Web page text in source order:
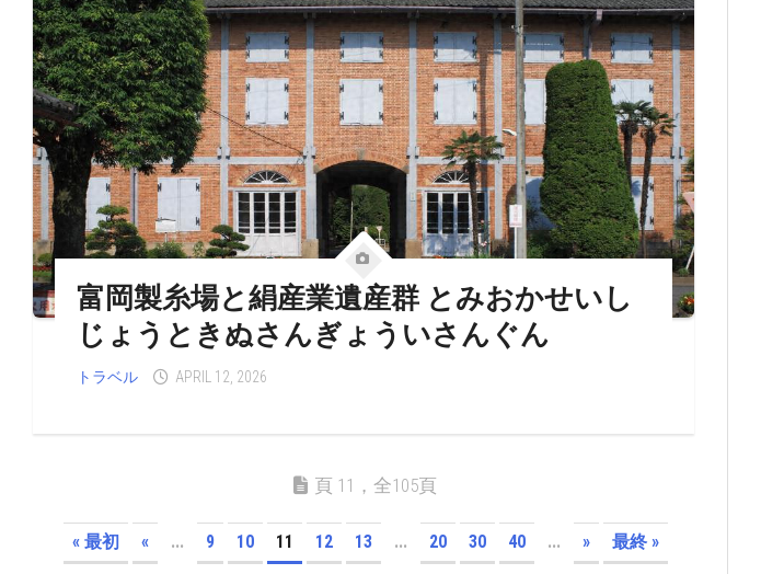
富岡製糸場と絹産業遺産群 とみおかせいし
じょうときぬさんぎょういさんぐん
トラベル APRIL 12, 2026
頁 11，全105頁
« 最初 « ... 9 10 11 12 13 ... 20 30 40 ... » 最終 »